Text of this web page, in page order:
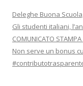
Deleghe Buona
Gli studenti italiani,
COMUNICATO
Non serve un bonus